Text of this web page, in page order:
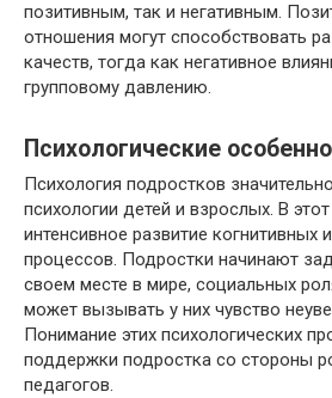
позитивным, так и негативным.
отношения могут способствовать
качеств, тогда как негативное
групповому давлению.
Психологические
Психология подростков
психологии детей и взрослых. В
интенсивное развитие когнитивных
процессов. Подростки начинают
своем месте в мире, социальных
может вызывать у них чувство
Понимание этих психологических
поддержки подростка со стороны
педагогов.